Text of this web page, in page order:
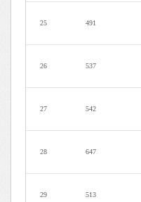
25 491
26 537
27 542
28 647
29 513